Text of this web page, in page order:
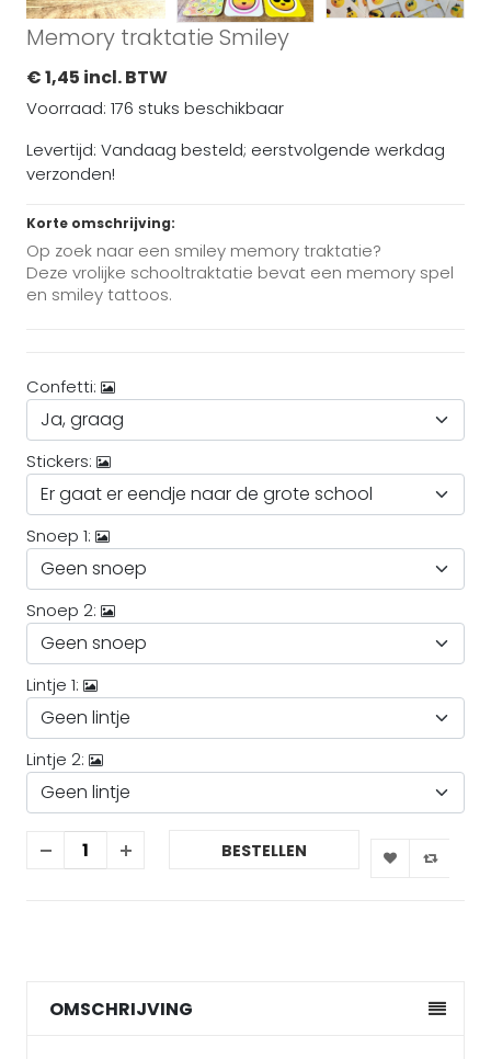
Memory traktatie Smiley
€ 1,45 incl. BTW
Voorraad: 176 stuks beschikbaar
Levertijd: Vandaag besteld; eerstvolgende werkdag
verzonden!
Korte omschrijving:
Op zoek naar een smiley memory traktatie?
Deze vrolijke schooltraktatie bevat een memory spel
en smiley tattoos.
Confetti:
Stickers:
Snoep 1:
Snoep 2:
Lintje 1:
Lintje 2:
BESTELLEN
OMSCHRIJVING